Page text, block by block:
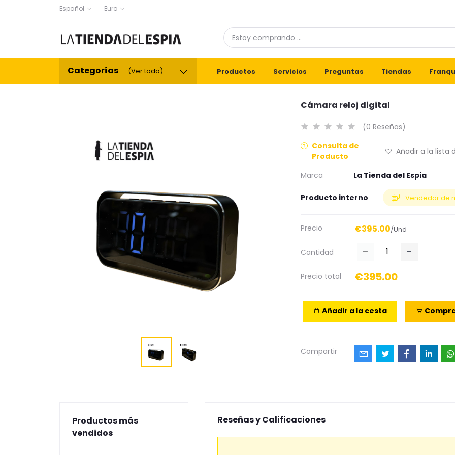
Español Euro
Categorías (Ver todo) Productos Servicios Preguntas Tiendas
Cámara reloj digital
(0 Reseñas)
Consulta de
Producto
Añadir a la lista
Marca La Tienda del Espia
Producto interno Vendedor de
Precio €395.00/Und
Cantidad
Precio total €395.00
Añadir a la cesta
Compartir
Productos más
vendidos
Reseñas y Calificaciones